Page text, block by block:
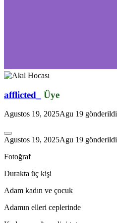
afflicted_ Üye
Agustos 19, 2025Agu 19 gönderildi
Agustos 19, 2025Agu 19 gönderildi
Fotoğraf
Durakta üç kişi
Adam kadın ve çocuk
Adamın elleri ceplerinde